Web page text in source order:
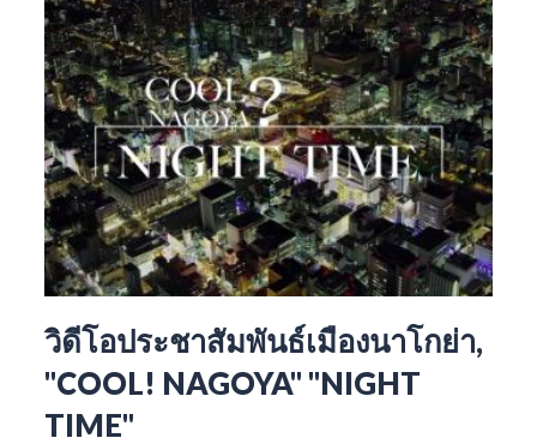
วิดีโอประชาสัมพันธ์เมืองนาโกย่า,
"COOL! NAGOYA" "NIGHT
TIME"